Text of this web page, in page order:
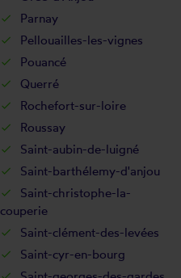
Parnay
Pellouailles-les-vignes
Pouancé
Querré
Rochefort-sur-loire
Roussay
Saint-aubin-de-luigné
Saint-barthélemy-d'anjou
Saint-christophe-la-
couperie
Saint-clément-des-levées
Saint-cyr-en-bourg